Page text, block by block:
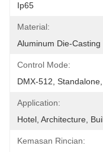
Ip65
Material:
Aluminum Die-Casting
Control Mode:
DMX-512,
Application:
Hotel, Architecture,
Kemasan Rincian: